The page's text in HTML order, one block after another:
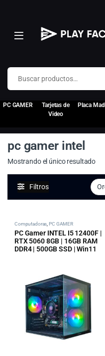
Buscar por:
PC GAMER
Tarjetas de
Video
Placa
pc gamer intel
Mostrando el único resultado
Filtros
Computadoras ,PC GAMER
PC Gamer INTEL I5 12400F |
RTX 5060 8GB | 16GB RAM
DDR4 | 500GB SSD | Win11